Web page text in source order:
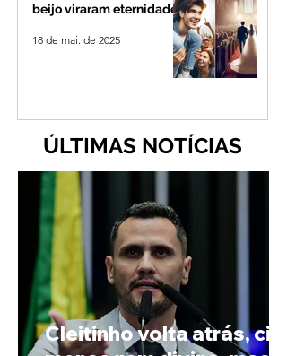
beijo viraram eternidade
18 de mai. de 2025
ÚLTIMAS NOTÍCIAS
Cleitinho volta atrás, cita